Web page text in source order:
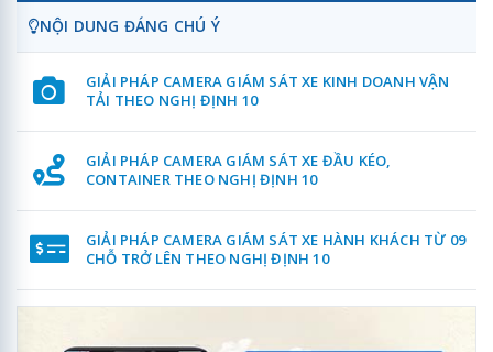
NỘI DUNG ĐÁNG CHÚ Ý
GIẢI PHÁP CAMERA GIÁM SÁT XE KINH DOANH VẬN
TẢI THEO NGHỊ ĐỊNH 10
GIẢI PHÁP CAMERA GIÁM SÁT XE ĐẦU KÉO,
CONTAINER THEO NGHỊ ĐỊNH 10
GIẢI PHÁP CAMERA GIÁM SÁT XE HÀNH KHÁCH TỪ 09
CHỖ TRỞ LÊN THEO NGHỊ ĐỊNH 10